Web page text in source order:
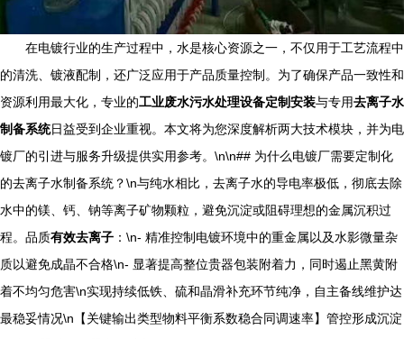
在电镀行业的生产过程中，水是核心资源之一，不仅用于工艺流程中
的清洗、镀液配制，还广泛应用于产品质量控制。为了确保产品一致性和
资源利用最大化，专业的工业废水污水处理设备定制安装与专用去离子水
制备系统日益受到企业重视。本文将为您深度解析两大技术模块，并为电
镀厂的引进与服务升级提供实用参考。\n\n## 为什么电镀厂需要定制化
的去离子水制备系统？\n与纯水相比，去离子水的导电率极低，彻底去除
水中的镁、钙、钠等离子矿物颗粒，避免沉淀或阻碍理想的金属沉积过
程。品质有效去离子 ：\n- 精准控制电镀环境中的重金属以及水影微量杂
质以避免成晶不合格\n- 显著提高整位贵器包装附着力，同时遏止黑黄附
着不均匀危害\n实现持续低铁、硫和晶滑补充环节纯净，自主备线维护达
最稳妥情况\n【关键输出类型物料平衡系数稳合同调速率】管控形成沉淀